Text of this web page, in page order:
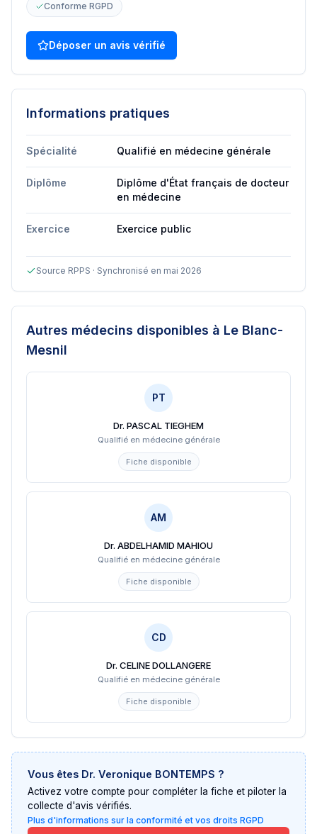
Conforme RGPD
Déposer un avis vérifié
Informations pratiques
Spécialité Qualifié en médecine générale
Diplôme
Diplôme d'État français de docteur
en médecine
Exercice Exercice public
Source RPPS · Synchronisé en mai 2026
Autres médecins disponibles à Le Blanc-
Mesnil
PT
Dr. PASCAL TIEGHEM
Qualifié en médecine générale
Fiche disponible
AM
Dr. ABDELHAMID MAHIOU
Qualifié en médecine générale
Fiche disponible
CD
Dr. CELINE DOLLANGERE
Qualifié en médecine générale
Fiche disponible
Vous êtes Dr. Veronique BONTEMPS ?
Activez votre compte pour compléter la fiche et piloter la
collecte d'avis vérifiés.
Plus d'informations sur la conformité et vos droits RGPD